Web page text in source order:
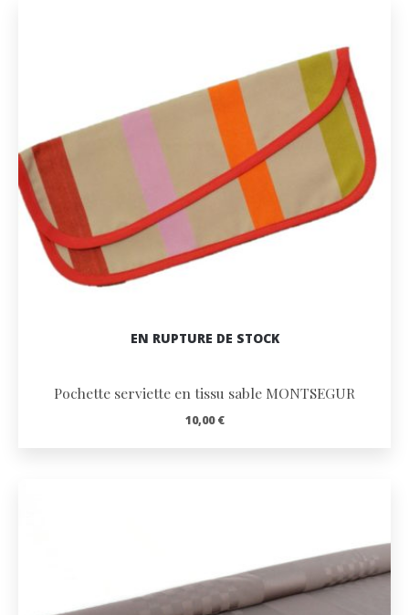
EN RUPTURE DE STOCK
Pochette serviette en tissu sable MONTSEGUR
10,00€